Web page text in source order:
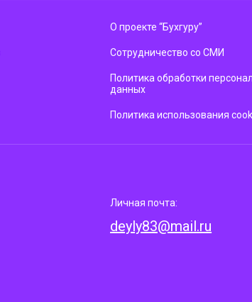
О проекте “Бухгуру”
Сотрудничество со СМИ
Политика обработки
данных
Политика использования
Личная почта:
deyly83@mail.ru